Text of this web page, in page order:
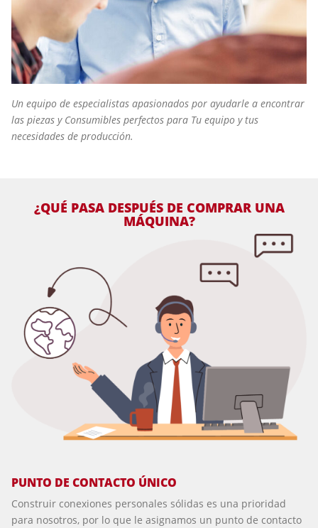
Un equipo de especialistas apasionados por ayudarle a encontrar
las piezas y Consumibles perfectos para Tu equipo y tus
necesidades de producción.
¿QUÉ PASA DESPUÉS DE COMPRAR UNA
MÁQUINA?
PUNTO DE CONTACTO ÚNICO
Construir conexiones personales sólidas es una prioridad
para nosotros, por lo que le asignamos un punto de contacto